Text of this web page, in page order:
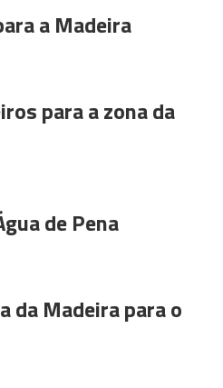
a Madeira
para a zona da
de Pena
da Madeira para o